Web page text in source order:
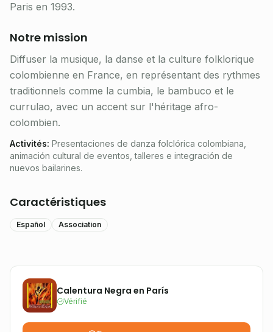
Paris en 1993.
Notre mission
Diffuser la musique, la danse et la culture folklorique
colombienne en France, en représentant des rythmes
traditionnels comme la cumbia, le bambuco et le
currulao, avec un accent sur l'héritage afro-
colombien.
Activités: Presentaciones de danza folclórica colombiana,
animación cultural de eventos, talleres e integración de
nuevos bailarines.
Caractéristiques
Español Association
Calentura Negra en París
Vérifié